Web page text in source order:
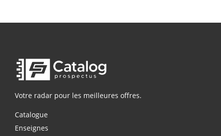
Votre radar pour les meilleures offres.
Catalogue
Enseignes